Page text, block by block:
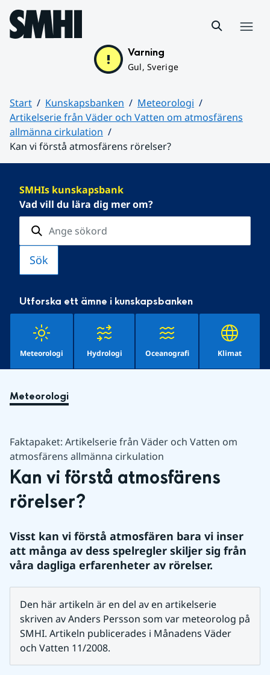
Hoppa till sidans innehåll
Varning
Gul, Sverige
Start Kunskapsbanken
Meteorologi
Artikelserie från Väder och Vatten om atmosfärens
allmänna cirkulation
Kan vi förstå atmosfärens rörelser?
SMHIs kunskapsbank
Vad vill du lära dig mer om?
Utforska ett ämne i kunskapsbanken
Meteorologi Hydrologi Oceanografi Klimat
Meteorologi
Faktapaket: Artikelserie från Väder och Vatten om
atmosfärens allmänna cirkulation
Kan vi förstå atmosfärens
rörelser?
Visst kan vi förstå atmosfären bara vi inser
att många av dess spelregler skiljer sig från
våra dagliga erfarenheter av rörelser.
Den här artikeln är en del av en artikelserie
skriven av Anders Persson som var meteorolog på
SMHI. Artikeln publicerades i Månadens Väder
och Vatten 11/2008.